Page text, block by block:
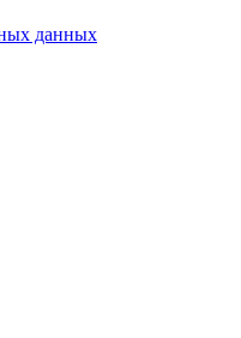
данных